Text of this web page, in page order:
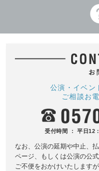
公演・イベン
ご相談お
受付時間 ： 平日12
なお、公演の延期や中止、
ページ、もしくは公演の公
ご不便をおかけいたします